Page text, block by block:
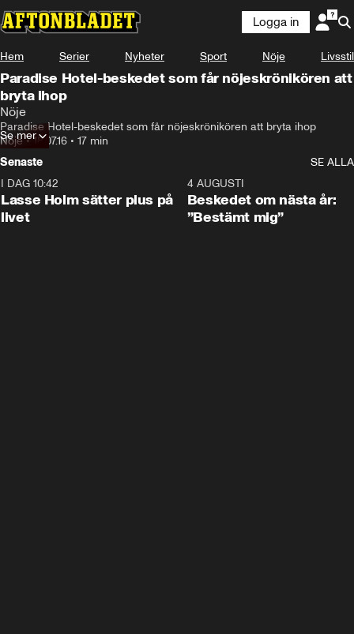
Logga in
Hem Serier Nyheter Sport Nöje Livsstil
Paradise Hotel-beskedet som får nöjeskrönikören att
bryta ihop
Nöje
Paradise Hotel-beskedet som får nöjeskrönikören att bryta ihop
Nöje•18.07.16 • 17 min
Se mer
Senaste
SE ALLA
I DAG 10:42
Lasse Holm sätter plus på
livet
4 AUGUSTI
Beskedet om nästa år:
”Bestämt mig”